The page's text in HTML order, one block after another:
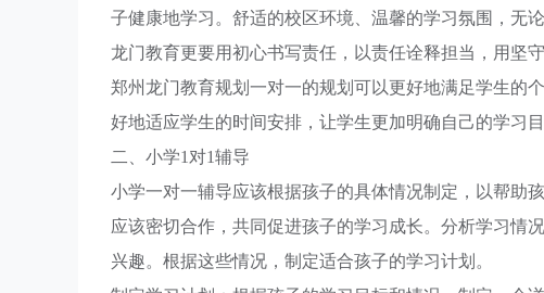
子健康地学习。舒适的校区环境、温馨的学习氛围，无
龙门教育更要用初心书写责任，以责任诠释担当，用坚
郑州龙门教育规划一对一的规划可以更好地满足学生的
好地适应学生的时间安排，让学生更加明确自己的学习
二、小学1对1辅导
小学一对一辅导应该根据孩子的具体情况制定，以帮助
应该密切合作，共同促进孩子的学习成长。分析学习情
兴趣。根据这些情况，制定适合孩子的学习计划。